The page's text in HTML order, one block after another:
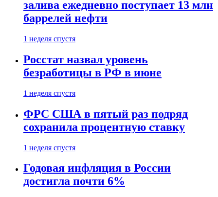
залива ежедневно поступает 13 млн
баррелей нефти
1 неделя спустя
Росстат назвал уровень
безработицы в РФ в июне
1 неделя спустя
ФРС США в пятый раз подряд
сохранила процентную ставку
1 неделя спустя
Годовая инфляция в России
достигла почти 6%